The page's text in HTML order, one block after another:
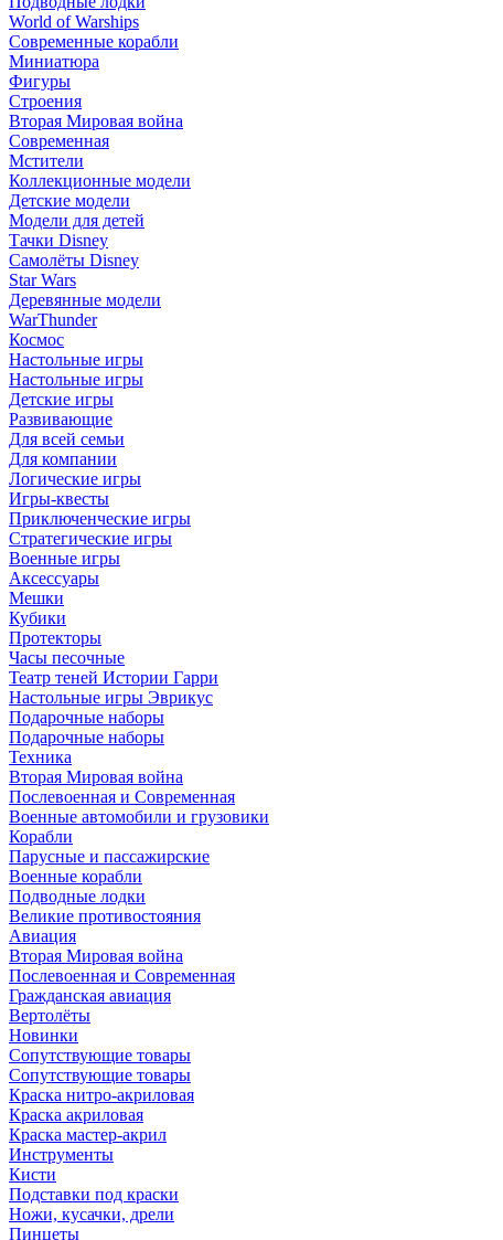
World of Warships
Современные корабли
Миниатюра
Фигуры
Строения
Вторая Мировая война
Современная
Мстители
Коллекционные модели
Детские модели
Модели для детей
Тачки Disney
Самолёты Disney
Star Wars
Деревянные модели
WarThunder
Космос
Настольные игры
Настольные игры
Детские игры
Развивающие
Для всей семьи
Для компании
Логические игры
Игры-квесты
Приключенческие игры
Стратегические игры
Военные игры
Аксессуары
Мешки
Кубики
Протекторы
Часы песочные
Театр теней Истории Гарри
Настольные игры Эврикус
Подарочные наборы
Подарочные наборы
Техника
Вторая Мировая война
Послевоенная и Современная
Военные автомобили и грузовики
Корабли
Парусные и пассажирские
Военные корабли
Подводные лодки
Великие противостояния
Авиация
Вторая Мировая война
Послевоенная и Современная
Гражданская авиация
Вертолёты
Новинки
Сопутствующие товары
Сопутствующие товары
Краска нитро-акриловая
Краска акриловая
Краска мастер-акрил
Инструменты
Кисти
Подставки под краски
Ножи, кусачки, дрели
Пинцеты